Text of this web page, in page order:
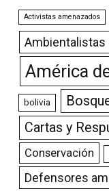
Activistas amenazados
Ambientalistas
América
bolivia
Cartas y
Conservación
Defensores